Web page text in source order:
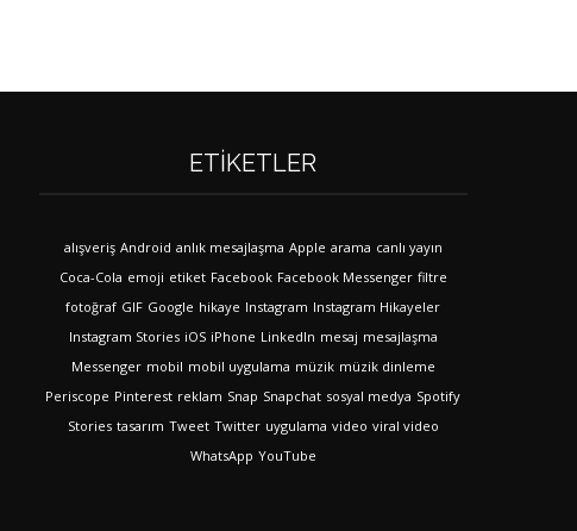
ETIKETLER
alışveriş Android anlık mesajlaşma Apple arama canlı yayın
Coca-Cola emoji etiket Facebook Facebook Messenger filtre
fotoğraf GIF Google hikaye Instagram Instagram Hikayeler
Instagram Stories iOS iPhone LinkedIn mesaj mesajlaşma
Messenger mobil mobil uygulama müzik müzik dinleme
Periscope Pinterest reklam Snap Snapchat sosyal medya Spotify
Stories tasarım Tweet Twitter uygulama video viral video
WhatsApp YouTube